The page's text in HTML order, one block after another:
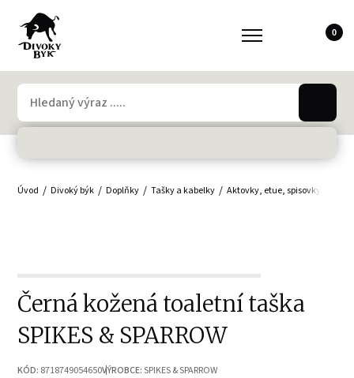
0
Úvod Divoký býk Doplňky Tašky a kabelky Aktovky, etue, spisovky
Černá kožená toaletní taška
SPIKES & SPARROW
KÓD: 8718749054650VÝROBCE: SPIKES & SPARROW